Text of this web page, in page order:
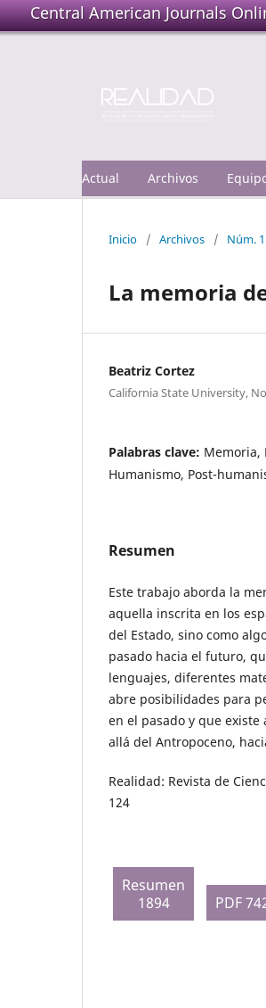
Central American Journals
Actual Archivos
Inicio / Archivos / Núm.
La memoria
Beatriz Cortez
California State University,
Palabras clave: Memoria,
Humanismo, Post-
Resumen
Este trabajo aborda la
aquella inscrita en los
del Estado, sino como
pasado hacia el futuro,
lenguajes, diferentes
abre posibilidades para
en el pasado y que
allá del Antropoceno,
Realidad: Revista de
124
Resumen
1894
PDF